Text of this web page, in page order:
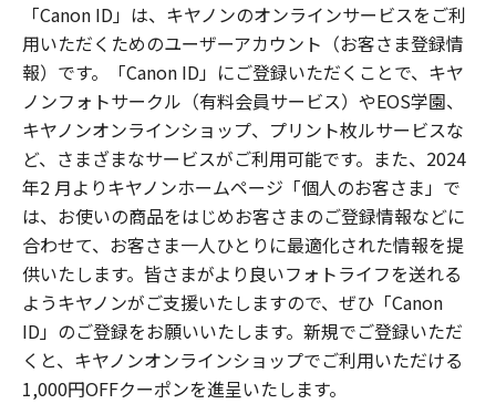
「Canon ID」は、キヤノンのオンラインサービスをご利
用いただくためのユーザーアカウント（お客さま登録情
報）です。「Canon ID」にご登録いただくことで、キヤ
ノンフォトサークル（有料会員サービス）やEOS学園、
キヤノンオンラインショップ、プリント枚ルサービスな
ど、さまざまなサービスがご利用可能です。また、2024
年2 月よりキヤノンホームページ「個人のお客さま」で
は、お使いの商品をはじめお客さまのご登録情報などに
合わせて、お客さま一人ひとりに最適化された情報を提
供いたします。皆さまがより良いフォトライフを送れる
ようキヤノンがご支援いたしますので、ぜひ「Canon
ID」のご登録をお願いいたします。新規でご登録いただ
くと、キヤノンオンラインショップでご利用いただける
1,000円OFFクーポンを進呈いたします。